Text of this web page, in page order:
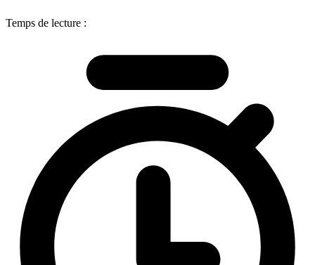
Temps de lecture :